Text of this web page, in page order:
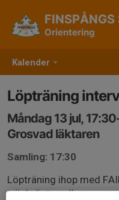
Kalender
FINSPÅNGS
Orientering
Löpträning
Måndag 13 jul,
Grosvad läktaren
Samling: 17:30
Löpträning ihop med
tröskelintervaller.